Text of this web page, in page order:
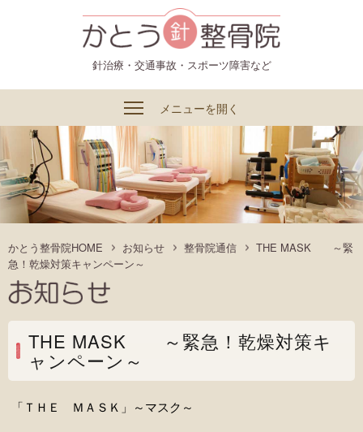
針治療・交通事故・スポーツ障害など
メニューを開く
かとう整骨院HOME お知らせ 整骨院通信
THE MASK ～緊
急！乾燥対策キャンペーン～
THE MASK ～緊急！乾燥対策キ
ャンペーン～
「ＴＨＥ ＭＡＳＫ」～マスク～